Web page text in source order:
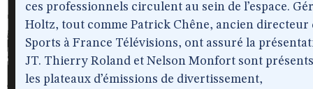
ces professionnels circulent au sein de l’espace.
Holtz, tout comme Patrick Chêne, ancien directeur
Sports à France Télévisions, ont assuré la
JT. Thierry Roland et Nelson Monfort sont
les plateaux d’émissions de divertissement,